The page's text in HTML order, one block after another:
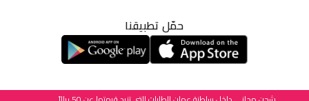
حمّل تطبيقنا
العربية English
(الإنجليزية)